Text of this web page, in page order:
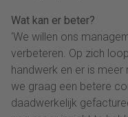
Wat kan er beter?
‘We willen ons
verbeteren. Op zich
handwerk en er is
we graag een betere
daadwerkelijk